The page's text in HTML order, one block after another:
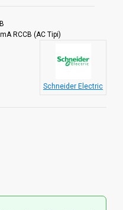
RCCB (AC Tipi)
Schneider Electric